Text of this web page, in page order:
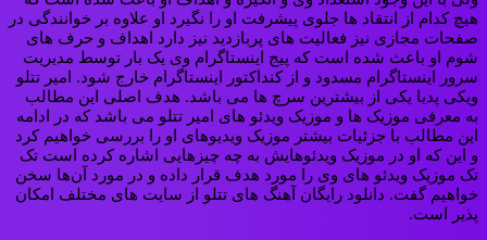
هیچ کدام از انتقاد ها جلوی پیشرفت او را نگیرد او علاوه‌ بر خوانندگی در
صفحات مجازی نیز فعالیت‌ های پربازدید نیز دارد اهداف و حرف‌ های
شوم او باعث شده‌ است که پیج اینستاگرام وی یک‌ بار توسط مدیریت
سرور اینستاگرام مسدود و از کنداکتور اینستاگرام خارج شود. امیر تتلو
ویکی پدیا یکی از بیشترین سرچ ها می باشد. هدف اصلی این مطالب
به معرفی موزیک‌ ها و موزیک ویدئو های امیر تتلو می‌ باشد که در ادامه
این مطالب با جزئیات بیشتر موزیک ویدیوهای او را بررسی خواهیم کرد
و این‌ که او در موزیک ویدئوهایش به چه چیزهایی اشاره کرده‌ است تک‌
تک موزیک ویدئو های وی را مورد هدف قرار داده و در مورد آن‌ها سخن
خواهیم گفت. دانلود رایگان آهنگ های تتلو از سایت های مختلف امکان
پذیر است.